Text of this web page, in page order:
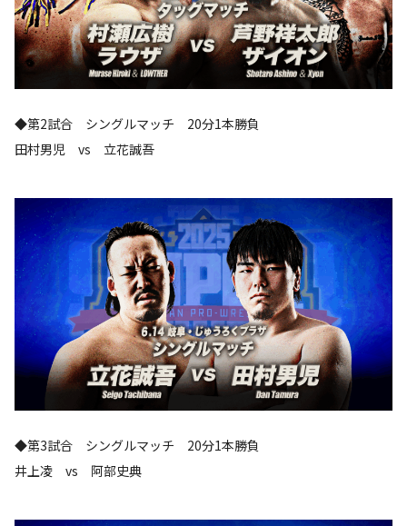
◆第2試合 シングルマッチ 20分1本勝負
田村男児 vs 立花誠吾
◆第3試合 シングルマッチ 20分1本勝負
井上凌 vs 阿部史典